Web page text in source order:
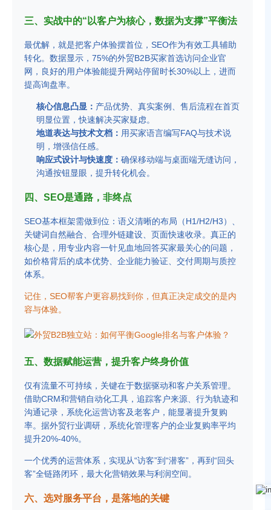
三、实战中的“以客户为核心，数据为支撑”平衡法
最优解，就是把客户体验摆首位，SEO作为有效工具辅助
转化。数据显示，75%的外贸B2B买家首选访问企业官
网，良好的用户体验能提升网站停留时长30%以上，进而
提高询盘率。
核心信息凸显： 产品优势、真实案例、售后流程在首页
明显位置，快速解决买家疑虑。
地道表达与技术文档： 用买家语言编写FAQ与技术说
明，增强信任感。
响应式设计与快速度： 确保移动端与桌面端无缝访问，
沟通按钮显眼，提升转化机会。
四、SEO是通路，非终点
SEO基本框架需做到位：语义清晰的布局（H1/H2/H3）、
关键词自然融合、合理外链建设、页面快速收录。真正的
核心是，用专业内容一针见血地回答买家最关心的问题，
如价格背后的成本优势、企业能力验证、交付周期与质控
体系。
记住，SEO帮客户更容易找到你，但真正决定成交的是内
容与体验。
五、数据赋能运营，提升客户终身价值
仅有流量不可持续，关键在于数据驱动和客户关系管理。
借助CRM和营销自动化工具，追踪客户来源、行为轨迹和
沟通记录，系统化运营访客及老客户，能显著提升复购
率。据外贸行业调研，系统化管理客户的企业复购率平均
提升20%-40%。
一个优秀的运营体系，实现从“访客”到“潜客”，再到“回头
客”全链路闭环，最大化营销效果与利润空间。
六、选对服务平台，是落地的关键